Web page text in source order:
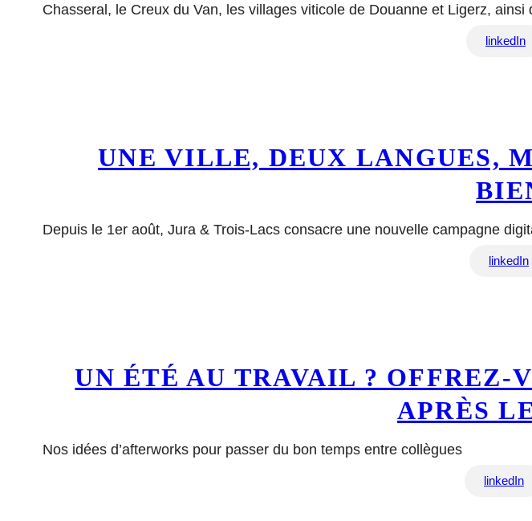
Chasseral, le Creux du Van, les villages viticole de Douanne et Ligerz,
linkedIn
UNE VILLE, DEUX LANGUES,
Depuis le 1er août, Jura & Trois-Lacs consacre une nouvelle campagne
linkedIn
UN ÉTÉ AU TRAVAIL ? OFFREZ-
APRÈS
Nos idées d’afterworks pour passer du bon temps entre collègues
linkedIn